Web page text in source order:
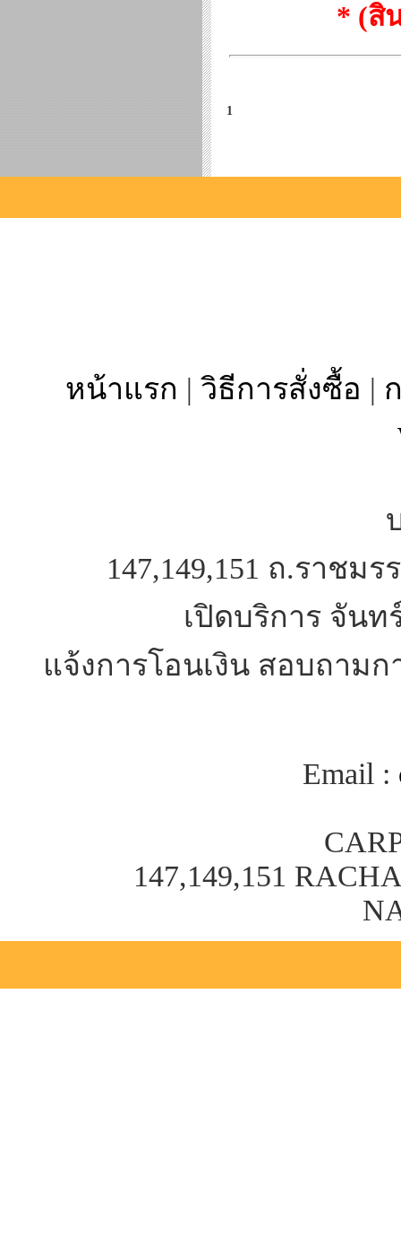
* (สิ
1
หน้าแรก | วิธีการสั่งซื้อ |
147,149,151 ถ.ราชม
เปิดบริการ จันท
แจ้งการโอนเงิน สอบถามก
Email :
147,149,151